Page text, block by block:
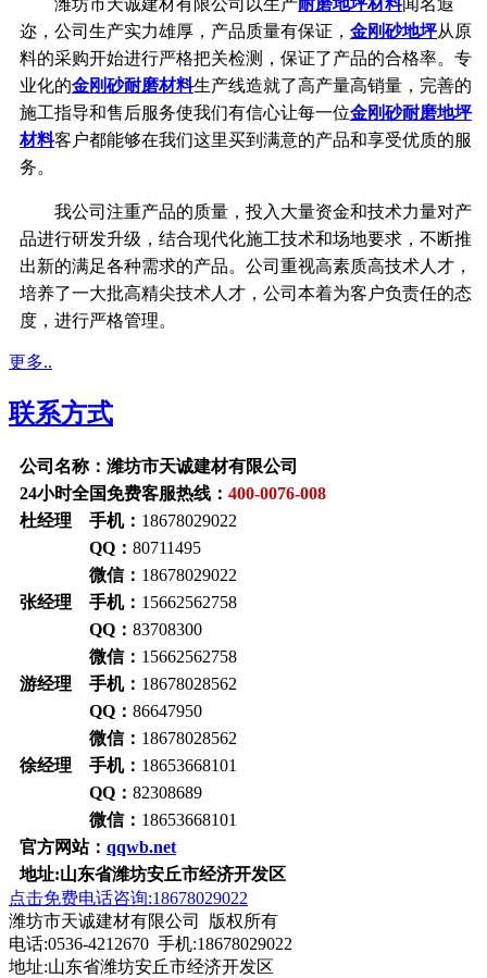
潍坊市天诚建材有限公司以生产耐磨地坪材料闻名遐
迩，公司生产实力雄厚，产品质量有保证， 金刚砂地坪从原
料的采购开始进行严格把关检测，保证了产品的合格率。专
业化的金刚砂耐磨材料生产线造就了高产量高销量，完善的
施工指导和售后服务使我们有信心让每一位金刚砂耐磨地坪
材料客户都能够在我们这里买到满意的产品和享受优质的服
务。
我公司注重产品的质量，投入大量资金和技术力量对产
品进行研发升级，结合现代化施工技术和场地要求，不断推
出新的满足各种需求的产品。公司重视高素质高技术人才，
培养了一大批高精尖技术人才，公司本着为客户负责任的态
度，进行严格管理。
更多..
联系方式
公司名称：潍坊市天诚建材有限公司
24小时全国免费客服热线： 400-0076-008
杜经理 手机： 18678029022
QQ： 80711495
微信： 18678029022
张经理 手机： 15662562758
QQ： 83708300
微信： 15662562758
游经理 手机： 18678028562
QQ： 86647950
微信： 18678028562
徐经理 手机： 18653668101
QQ： 82308689
微信： 18653668101
官方网站： qqwb.net
地址:山东省潍坊安丘市经济开发区
点击免费电话咨询:18678029022
潍坊市天诚建材有限公司 版权所有
电话:0536-4212670 手机:18678029022
地址:山东省潍坊安丘市经济开发区